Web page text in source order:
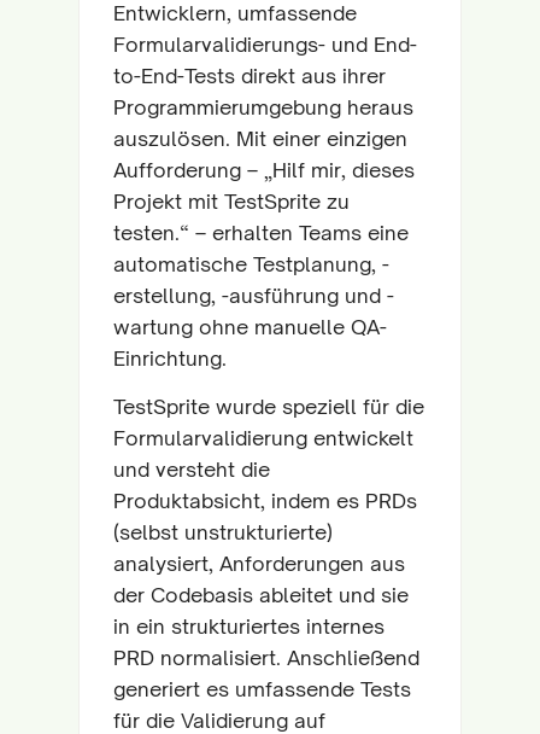
Entwicklern, umfassende
Formularvalidierungs- und End-
to-End-Tests direkt aus ihrer
Programmierumgebung heraus
auszulösen. Mit einer einzigen
Aufforderung – „Hilf mir, dieses
Projekt mit TestSprite zu
testen.“ – erhalten Teams eine
automatische Testplanung, -
erstellung, -ausführung und -
wartung ohne manuelle QA-
Einrichtung.
TestSprite wurde speziell für die
Formularvalidierung entwickelt
und versteht die
Produktabsicht, indem es PRDs
(selbst unstrukturierte)
analysiert, Anforderungen aus
der Codebasis ableitet und sie
in ein strukturiertes internes
PRD normalisiert. Anschließend
generiert es umfassende Tests
für die Validierung auf